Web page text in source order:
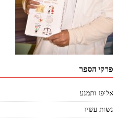
פרקי הספר
אליפז ותמנע
נשות עשיו